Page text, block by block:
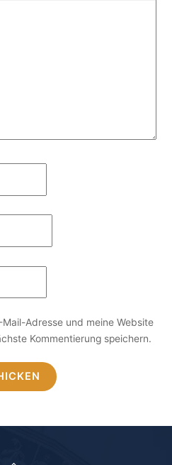
Adresse und meine Website
Kommentierung speichern.
Back